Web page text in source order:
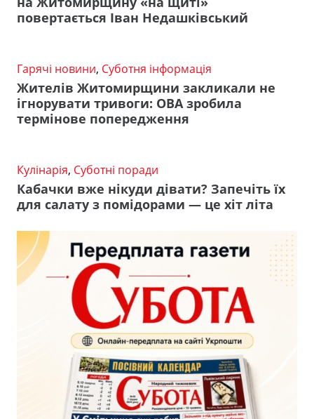
повертається Іван Недашківський
Гарячі новини, Суботня інформація
Жителів Житомирщини закликали не
ігнорувати тривоги: ОВА зробила
термінове попередження
Кулінарія, Суботні поради
Кабачки вже нікуди дівати? Запечіть їх
для салату з помідорами — це хіт літа